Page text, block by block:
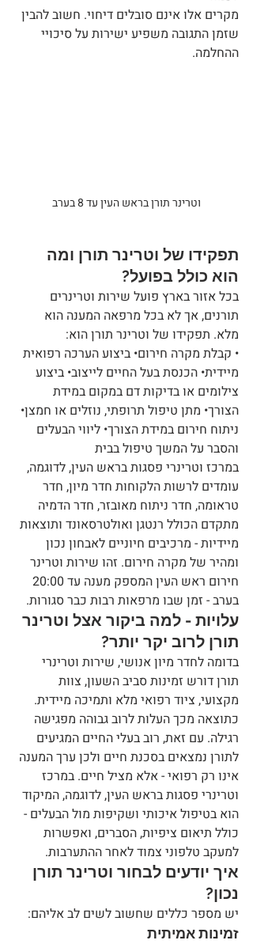
מקרים אלו אינם סובלים דיחוי. חשוב להבין
שזמן התגובה משפיע ישירות על סיכויי
ההחלמה.
וטרינר תורן בראש העין עד 8 בערב
תפקידו של וטרינר תורן ומה
הוא כולל בפועל?
בכל אזור בארץ פועל שירות וטרינרים
תורנים, אך לא בכל מרפאה המענה הוא
מלא. תפקידו של וטרינר תורן הוא:
• קבלת מקרה חירום• ביצוע הערכה רפואית
מיידית• הכנסת בעל החיים לייצוב• ביצוע
צילומים או בדיקות דם במקום במידת
הצורך• מתן טיפול תרופתי, נוזלים או חמצן•
ניתוח חירום במידת הצורך• ליווי הבעלים
והסבר על המשך טיפול בבית
במרכז וטרינרי פסגות בראש העין, לדוגמה,
עומדים לרשות הלקוחות חדר מיון, חדר
טראומה, חדר ניתוח מאובזר, חדר הדמיה
מתקדם הכולל רנטגן ואולטרסאונד ותוצאות
מיידיות - מרכיבים חיוניים לאבחון נכון
ומהיר של מקרה חירום. זהו שירות וטרינר
בערב - זמן שבו מרפאות רבות כבר סגורות.
עלויות - למה ביקור אצל וטרינר
תורן לרוב יקר יותר?
בדומה לחדר מיון אנושי, שירות וטרינרי
תורן דורש זמינות סביב השעון, צוות
מקצועי, ציוד רפואי מלא ותמיכה מיידית.
כתוצאה מכך העלות לרוב גבוהה מפגישה
רגילה. עם זאת, רוב בעלי החיים המגיעים
לתורן נמצאים בסכנת חיים ולכן ערך המענה
אינו רק רפואי - אלא מציל חיים. במרכז
וטרינרי פסגות בראש העין, לדוגמה, המיקוד
הוא בטיפול איכותי ושקיפות מול הבעלים -
כולל תיאום ציפיות, הסברים, ואפשרות
למעקב טלפוני צמוד לאחר ההתערבות.
איך יודעים לבחור וטרינר תורן
נכון?
יש מספר כללים שחשוב לשים לב אליהם:
זמינות אמיתית